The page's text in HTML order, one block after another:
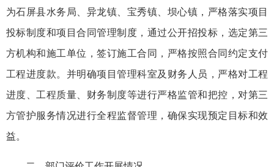
为石屏县水务局、异龙镇、宝秀镇、坝心镇，严格落实项目
投标制度和项目合同管理制度，通过公开招投标，选定第三
方机构和施工单位，签订施工合同，严格按照合同约定支付
工程进度款。并明确项目管理科室及财务人员，严格对工程
进度、工程质量、财务制度等进行严格监管和把控，对第三
方管护服务情况进行全程监督管理，确保实现预定目标和效
益。